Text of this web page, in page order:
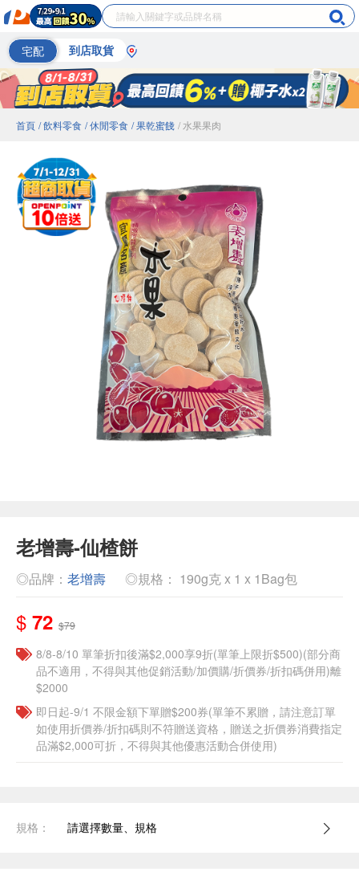
宅配 到店取貨
首頁 / 飲料零食 / 休閒零食 / 果乾蜜餞 / 水果果肉
老增壽-仙楂餅
◎品牌： 老增壽 ◎規格： 190g克 x 1 x 1Bag包
$ 72 $79
8/8-8/10 單筆折扣後滿$2,000享9折(單筆上限折$500)(部分商
品不適用，不得與其他促銷活動/加價購/折價券/折扣碼併用)離
$2000
即日起-9/1 不限金額下單贈$200券(單筆不累贈，請注意訂單
如使用折價券/折扣碼則不符贈送資格，贈送之折價券消費指定
品滿$2,000可折，不得與其他優惠活動合併使用)
規格： 請選擇數量、規格